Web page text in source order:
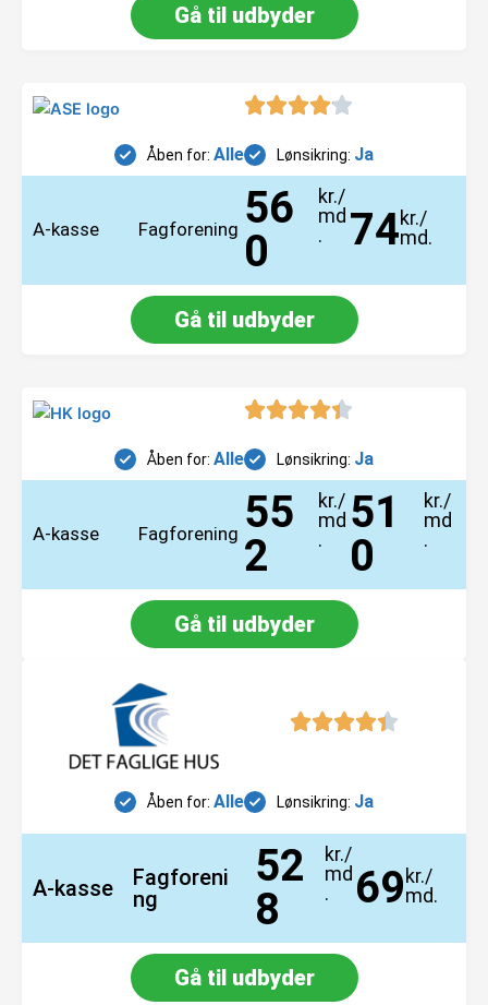
Gå til udbyder
Åben for: Alle Lønsikring: Ja
A-kasse Fagforening 56
0
kr./
md
.
74kr./
md.
Gå til udbyder
Åben for: Alle Lønsikring: Ja
A-kasse Fagforening 55
2
kr./
md
.
51
0
kr./
md
.
Gå til udbyder
Åben for: Alle Lønsikring: Ja
A-kasse
Fagforeni
ng
52
8
kr./
md
.
69kr./
md.
Gå til udbyder
e